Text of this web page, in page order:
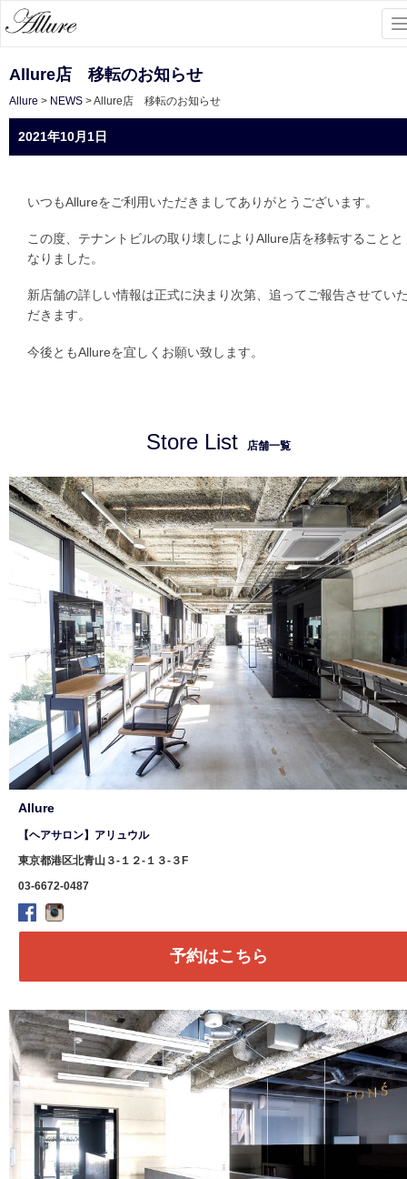
Allure店 移転のお知らせ
Allure > NEWS >Allure店 移転のお知らせ
2021年10月1日
いつもAllureをご利用いただきましてありがとうございます。
この度、テナントビルの取り壊しによりAllure店を移転することと
なりました。
新店舗の詳しい情報は正式に決まり次第、追ってご報告させてい
だきます。
今後ともAllureを宜しくお願い致します。
Store List 店舗一覧
Allure
【ヘアサロン】アリュウル
東京都港区北青山３-１２-１３-３F
03-6672-0487
予約はこちら